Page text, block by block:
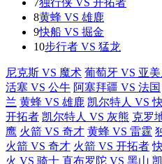
8黄蜂 VS 雄鹿
9快船 VS 掘金
10步行者 VS 猛龙
尼克斯 VS 魔术 葡萄牙 VS 亚美
活塞 VS 公牛 阿塞拜疆 VS 法国
兰 黄蜂 VS 雄鹿 凯尔特人 VS
开拓者 凯尔特人 VS 灰熊 克罗
鹰 火箭 VS 奇才 黄蜂 VS 雷霆
火箭 VS 奇才 火箭 VS 开拓者
火 VS 骑士 直布罗陀 VS 黑山